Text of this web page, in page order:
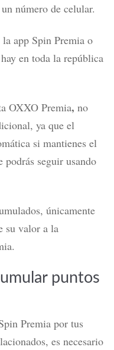
número de celular.
la app Spin Premia o
en toda la república
OXXO Premia, no
ya que el
si mantienes el
seguir usando
únicamente
su valor a la
puntos
Premia por tus
es necesario